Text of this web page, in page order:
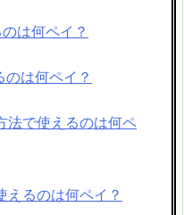
は何ペイ？
は何ペイ？
法で使えるのは何ペ
えるのは何ペイ？